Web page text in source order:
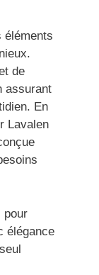
éléments
de
assurant
En
Lavalen
pour
élégance